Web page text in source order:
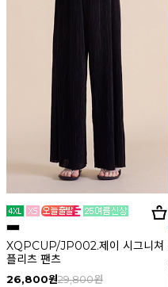
XQPCUP/JP002.제이 시그니쳐
플리츠 팬츠
26,800원29,800원